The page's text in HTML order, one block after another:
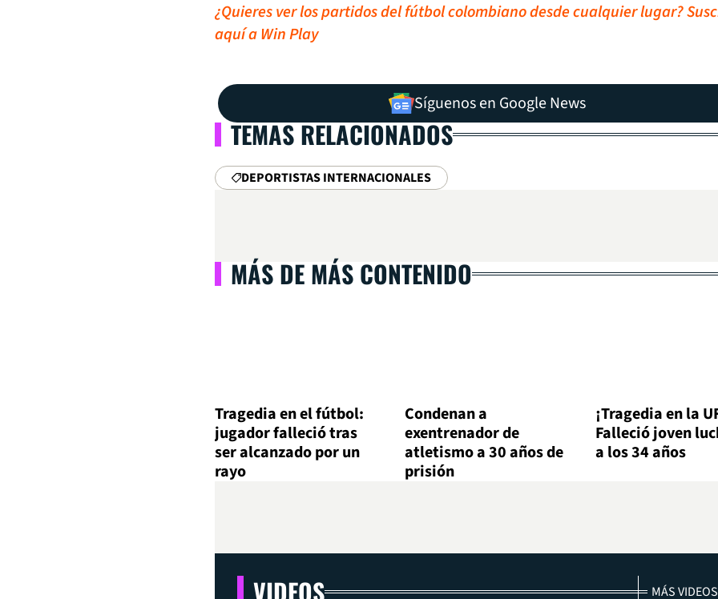
¿Quieres ver los partidos del fútbol colombiano desde cualquier lugar?
aquí a Win Play
Síguenos en Google News
TEMAS RELACIONADOS
DEPORTISTAS INTERNACIONALES
MÁS DE MÁS CONTENIDO
Tragedia en el fútbol:
jugador falleció tras
ser alcanzado por un
rayo
Condenan a
exentrenador de
atletismo a 30 años de
prisión
¡Tragedia en la
Falleció joven
a los 34 años
VIDEOS MÁS VIDEOS